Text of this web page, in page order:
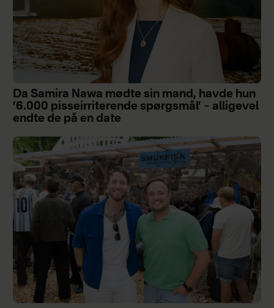
Da Samira Nawa mødte sin mand, havde hun
’6.000 pisseirriterende spørgsmål’ – alligevel
endte de på en date